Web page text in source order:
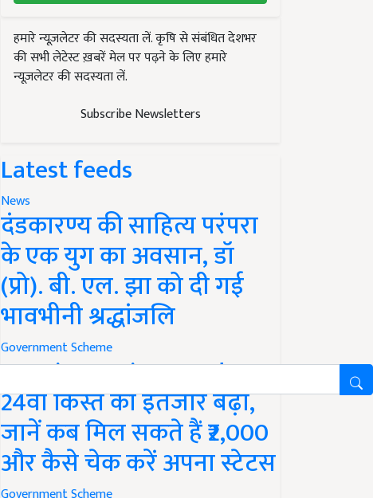
हमारे न्यूज़लेटर की सदस्यता लें. कृषि से संबंधित देशभर
की सभी लेटेस्ट ख़बरें मेल पर पढ़ने के लिए हमारे
न्यूज़लेटर की सदस्यता लें.
Subscribe Newsletters
Latest feeds
News
दंडकारण्य की साहित्य परंपरा
के एक युग का अवसान, डॉ
(प्रो). बी. एल. झा को दी गई
भावभीनी श्रद्धांजलि
Government Scheme
PM Kisan Yojana Update:
24वीं किस्त का इंतजार बढ़ा,
जानें कब मिल सकते हैं ₹2,000
और कैसे चेक करें अपना स्टेटस